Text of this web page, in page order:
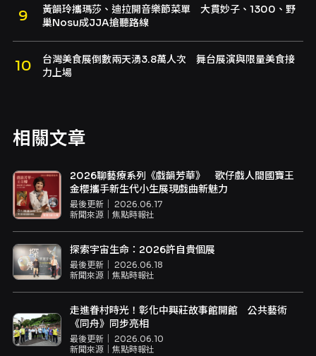
黃韻玲攜瑪莎、迪拉開音樂節菜單 大貫妙子、1300、野
巢Nosu成JJA搶聽路線
台灣美食展倒數兩天湧3.8萬人次 舞台展演與限量美食接
力上場
相關文章
2026聊藝療系列《戲韻芳華》 歌仔戲人間國寶王
金櫻攜手新生代小生展現戲曲新魅力
最後更新｜ 2026.06.17
新聞來源｜ 焦點時報社
探索宇宙生命：2026許自貴個展
最後更新｜ 2026.06.18
新聞來源｜ 焦點時報社
走進眷村時光！彰化中興莊故事館開館 公共藝術
《同舟》同步亮相
最後更新｜ 2026.06.10
新聞來源｜ 焦點時報社